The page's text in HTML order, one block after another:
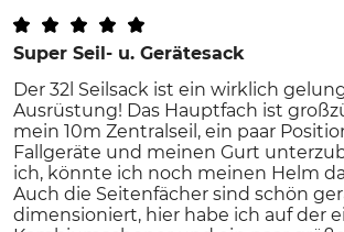
Super Seil- u. Gerätesack
Der 32l Seilsack ist ein wirklich
Ausrüstung! Das Hauptfach ist
mein 10m Zentralseil, ein paar
Fallgeräte und meinen Gurt
ich, könnte ich noch meinen Helm
Auch die Seitenfächer sind schön
dimensioniert, hier habe ich auf der